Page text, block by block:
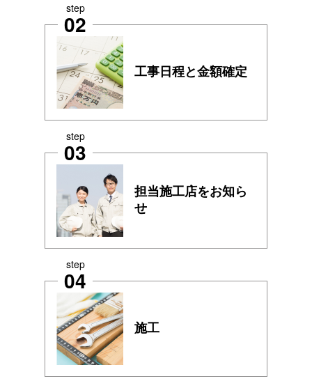
step
02
工事日程と金額確定
step
03
担当施工店をお知ら
せ
step
04
施工